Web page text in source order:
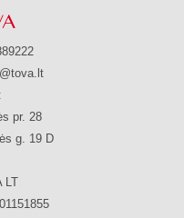
pr. 28
g. 19 D
LT